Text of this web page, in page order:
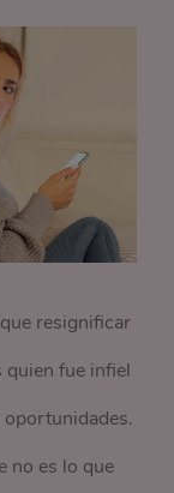
resignificar
quien fue infiel
no es lo que